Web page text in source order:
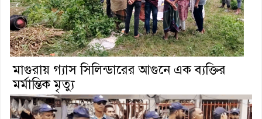
মাগুরায় গ্যাস সিলিন্ডারের আগুনে এক ব্যক্তির
মর্মান্তিক মৃত্যু